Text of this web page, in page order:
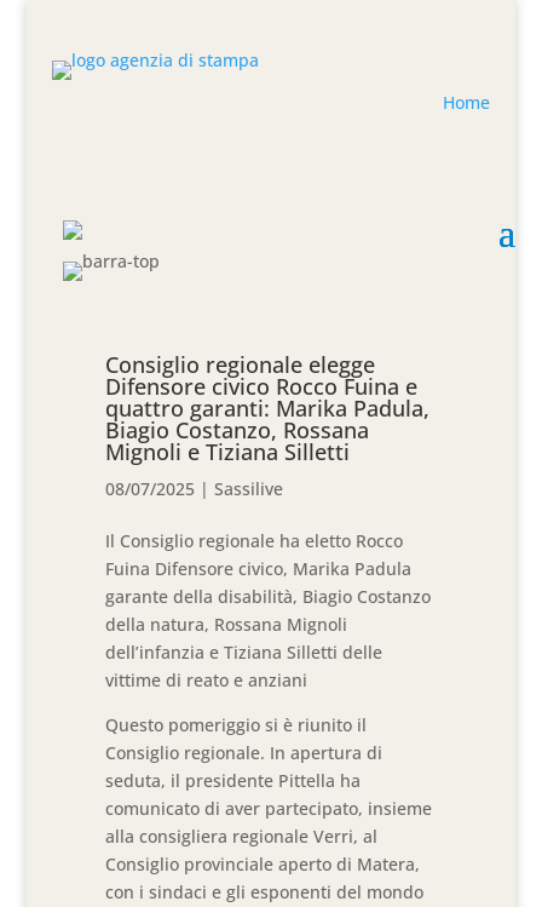
Home
Consiglio regionale elegge
Difensore civico Rocco Fuina e
quattro garanti: Marika Padula,
Biagio Costanzo, Rossana
Mignoli e Tiziana Silletti
08/07/2025 |Sassilive
Il Consiglio regionale ha eletto Rocco
Fuina Difensore civico, Marika Padula
garante della disabilità, Biagio Costanzo
della natura, Rossana Mignoli
dell’infanzia e Tiziana Silletti delle
vittime di reato e anziani
Questo pomeriggio si è riunito il
Consiglio regionale. In apertura di
seduta, il presidente Pittella ha
comunicato di aver partecipato, insieme
alla consigliera regionale Verri, al
Consiglio provinciale aperto di Matera,
con i sindaci e gli esponenti del mondo